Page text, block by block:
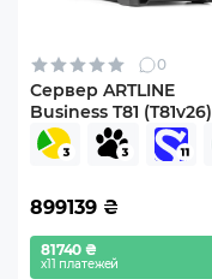
0
Сервер ARTLINE
Business T81 (T81v26)
899139 ₴
81740 ₴
х11 платежей